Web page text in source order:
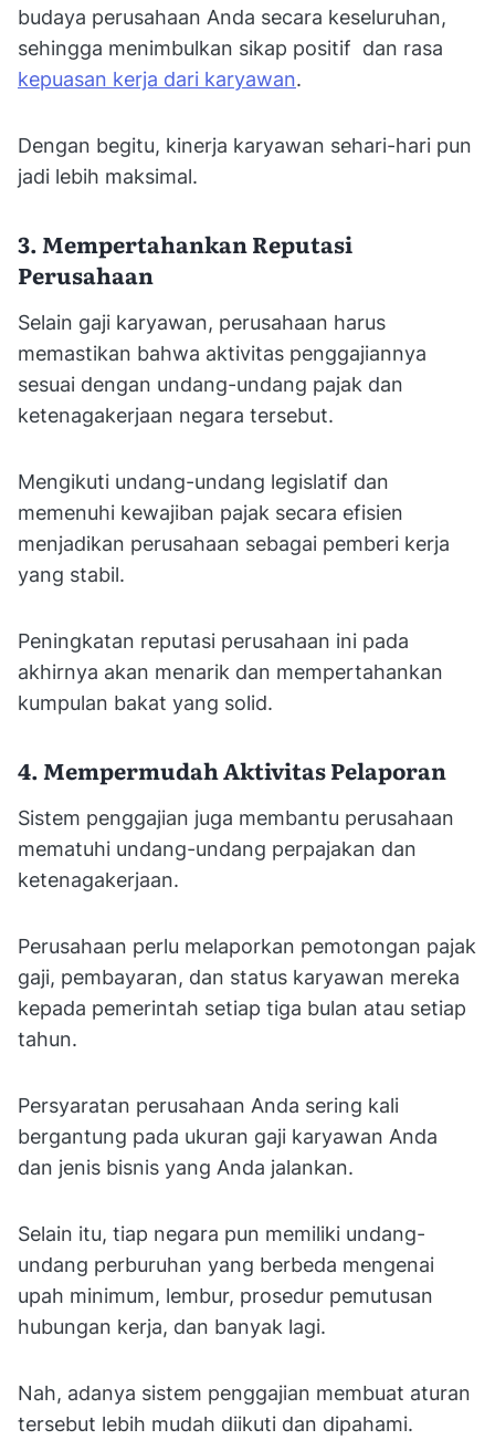
budaya perusahaan Anda secara keseluruhan,
sehingga menimbulkan sikap positif dan rasa
kepuasan kerja dari karyawan.
Dengan begitu, kinerja karyawan sehari-hari pun
jadi lebih maksimal.
3. Mempertahankan Reputasi
Perusahaan
Selain gaji karyawan, perusahaan harus
memastikan bahwa aktivitas penggajiannya
sesuai dengan undang-undang pajak dan
ketenagakerjaan negara tersebut.
Mengikuti undang-undang legislatif dan
memenuhi kewajiban pajak secara efisien
menjadikan perusahaan sebagai pemberi kerja
yang stabil.
Peningkatan reputasi perusahaan ini pada
akhirnya akan menarik dan mempertahankan
kumpulan bakat yang solid.
4. Mempermudah Aktivitas Pelaporan
Sistem penggajian juga membantu perusahaan
mematuhi undang-undang perpajakan dan
ketenagakerjaan.
Perusahaan perlu melaporkan pemotongan pajak
gaji, pembayaran, dan status karyawan mereka
kepada pemerintah setiap tiga bulan atau setiap
tahun.
Persyaratan perusahaan Anda sering kali
bergantung pada ukuran gaji karyawan Anda
dan jenis bisnis yang Anda jalankan.
Selain itu, tiap negara pun memiliki undang-
undang perburuhan yang berbeda mengenai
upah minimum, lembur, prosedur pemutusan
hubungan kerja, dan banyak lagi.
Nah, adanya sistem penggajian membuat aturan
tersebut lebih mudah diikuti dan dipahami.